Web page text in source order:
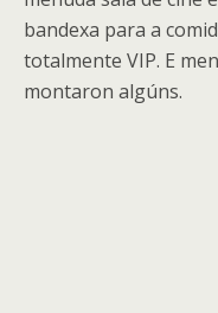
bandexa para a
totalmente VIP. E
montaron algúns.